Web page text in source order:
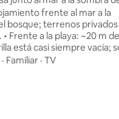
frente al mar a la
bosque; terrenos privados
Frente a la playa: ~20 m
está casi siempre vacía;
amaneceres y atardeceres.
· Familiar · TV